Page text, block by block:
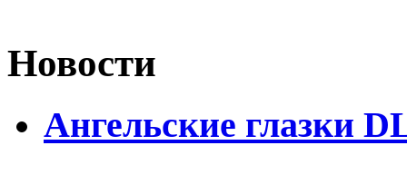
Новости
Ангельские глазки